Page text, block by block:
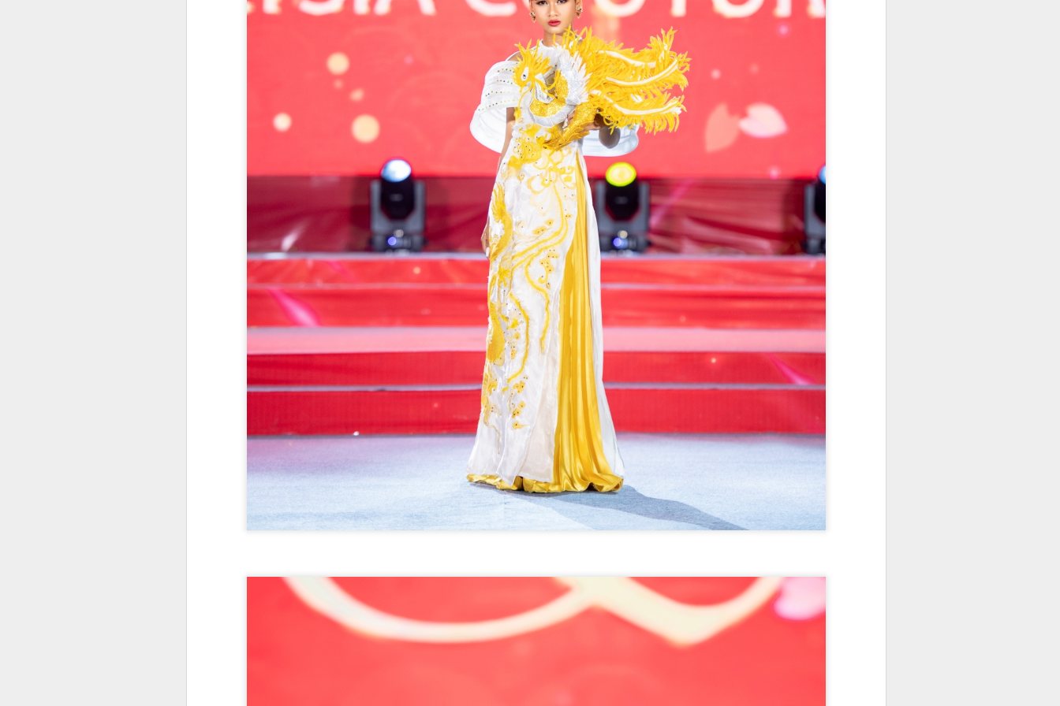
ví von cô như một tiên nữ giáng trần.
SEP
Ngọc Diễm – Thùy Dung – Thủy Tiên Hoa khôi Ngoại
thương và tình chị em hiếm có trong showbiz
Hiếm có ngôi trường nào sở hữu mạng lưới các nàng hậu khăng khít
như Đại học Ngoại thương. Nhân kỷ niệm ngày thành lập trường (15/10),
Hoa hậu Ngọc Diễm cùng hai đàn em là Á hậu Thùy Dung và Á hậu
Thủy Tiên đã thực hiện bộ ảnh chung như một lời tri ân gửi đến mái
trường xưa – nơi đặt viên gạch đầu tiên cho hành trình nhan sắc của họ.
AUG
26
Á hậu Hoàn cầu Trần Di Linh rạng rỡ nét đẹp truyền
thống với Áo Dài
Trong không khí cả nước đang nô nức chào đón ngày lễ trọng đại, Á
hậu Trần Di Linh - Hoa hậu Hoàn cầu Việt Nam - The Miss Global
Vietnam - đã trình làng bộ ảnh đặc biệt, lập tức thu hút mọi ánh nhìn.
Khoác lên mình tà áo dài trắng tinh khôi, Á hậu Trần Di Linh toát lên vẻ
đẹp thanh lịch, dịu dàng nhưng cũng không kém phần rạng rỡ. Chiếc áo
dài, vốn là biểu tượng của văn hóa Việt, càng trở nên ý nghĩa hơn khi
được cô diện trong bối cảnh hướng về ngày Quốc khánh.
18
Nhạc kịch Bolero 'Chờ người': Cuộc cách mạng trên
sân khấu với 22 ca khúc bất hủ
Vào tối 16-8 tại Nhà hát Bến Thành, vở nhạc kịch Bolero "Chờ người" đã
chính thức ra mắt, mang đến một làn gió mới lạ và đầy cảm xúc cho
những người yêu mến dòng nhạc trữ tình này. Không đơn thuần là một
buổi hòa nhạc, vở diễn đã khéo léo lồng ghép 22 ca khúc Bolero kinh
điển vào một câu chuyện kịch đầy kịch tính, tạo nên một trải nghiệm
AUG
12
Trần Châu Mỹ Mỹ: Á hậu 2 Hoa hậu Hoàn cầu Việt
Nam - Vẻ đẹp truyền thống và bản sắc văn hóa Việt
Trần Châu Mỹ Mỹ, Á hậu 2 The Miss Global Vietnam - Hoa hậu Hoàn